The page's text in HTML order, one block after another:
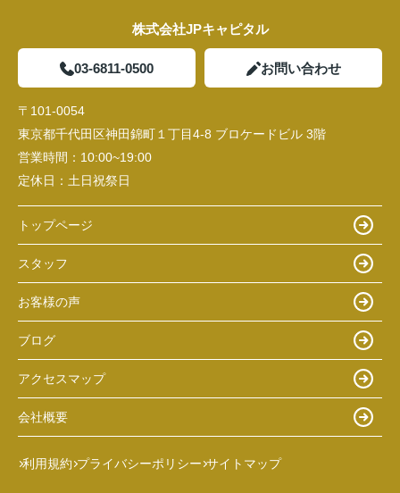
株式会社JPキャピタル
03-6811-0500 お問い合わせ
〒101-0054
東京都千代田区神田錦町１丁目4-8 ブロケードビル 3階
営業時間： 10:00~19:00
定休日： 土日祝祭日
トップページ
スタッフ
お客様の声
ブログ
アクセスマップ
会社概要
利用規約 プライバシーポリシー サイトマップ